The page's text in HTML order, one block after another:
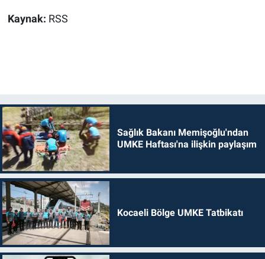
Kaynak: RSS
Sağlık Bakanı Memişoğlu'ndan
UMKE Haftası'na ilişkin paylaşım
Kocaeli Bölge UMKE Tatbikatı